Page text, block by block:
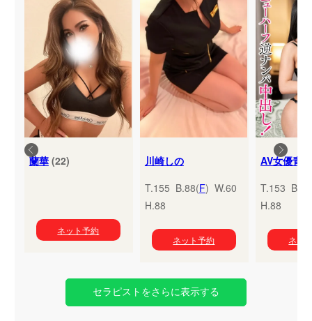
蘭華(22)
ネット予約
川崎しの
T.155 B.88(F) W.60
H.88
ネット予約
T.153
H.88
ネッ
セラピストをさらに表示する